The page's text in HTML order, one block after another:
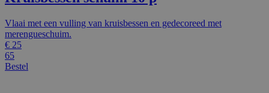
Vlaai met een vulling van kruisbessen en gedecoreed met
merengueschuim.
€ 25
65
Bestel